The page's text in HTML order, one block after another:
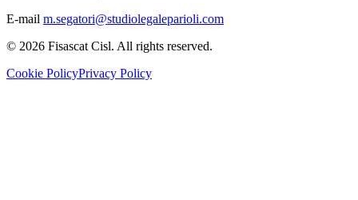
E-mail m.segatori@studiolegaleparioli.com
© 2026 Fisascat Cisl. All rights reserved.
Cookie PolicyPrivacy Policy